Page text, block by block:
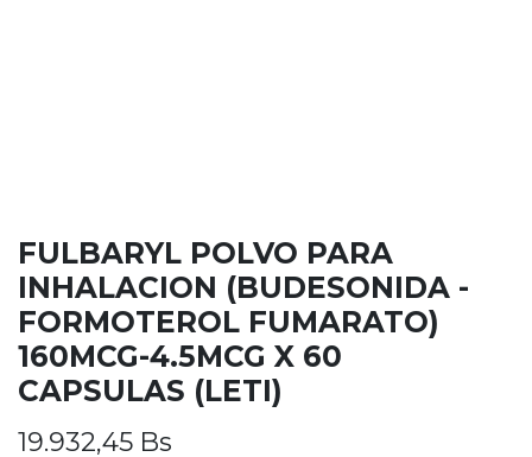
FULBARYL POLVO PARA
INHALACION (BUDESONIDA -
FORMOTEROL FUMARATO)
160MCG-4.5MCG X 60
CAPSULAS (LETI)
19.932,45 Bs